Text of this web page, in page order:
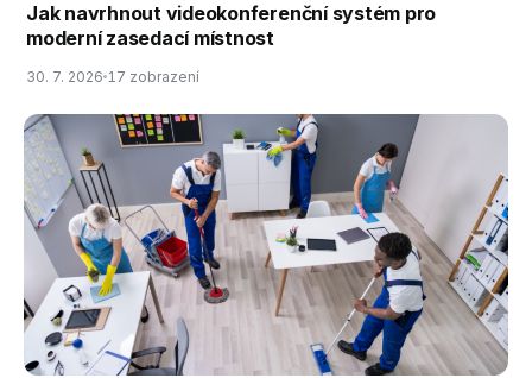
Jak navrhnout videokonferenční systém pro
moderní zasedací místnost
30. 7. 2026 17 zobrazení